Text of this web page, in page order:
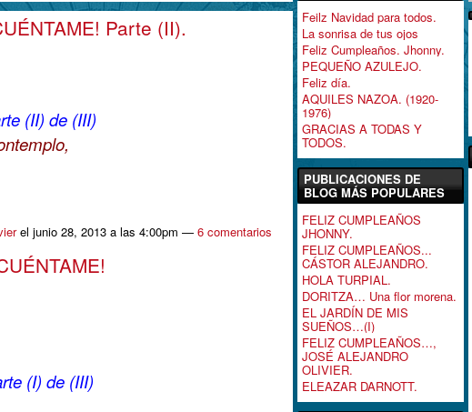
Parte (II).
(II) de (III)
el junio 28, 2013 a las 4:00pm — 6 comentarios
(I) de (III)
Feilz Navidad para todos.
La sonrisa de tus ojos
Feliz Cumpleaños. Jhonny.
PEQUEÑO AZULEJO.
Feliz día.
AQUILES NAZOA. (1920-
1976)
GRACIAS A TODAS Y
TODOS.
PUBLICACIONES DE
BLOG MÁS POPULARES
FELIZ CUMPLEAÑOS
JHONNY.
FELIZ CUMPLEAÑOS...
CÁSTOR ALEJANDRO.
HOLA TURPIAL.
DORITZA… Una flor morena.
EL JARDÍN DE MIS
SUEÑOS…(I)
FELIZ CUMPLEAÑOS…,
JOSÉ ALEJANDRO
OLIVIER.
ELEAZAR DARNOTT.